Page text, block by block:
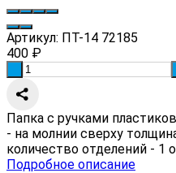
Артикул: ПТ-14 72185
400 ₽
Папка с ручками
- на молнии сверху
количество отделений - 1
Подробное описание